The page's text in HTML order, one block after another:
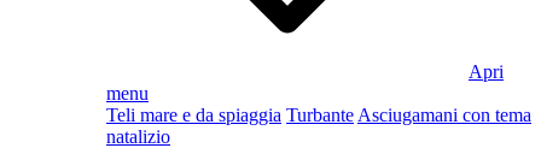
Apri
menu
Teli mare e da spiaggia Turbante Asciugamani con tema
natalizio